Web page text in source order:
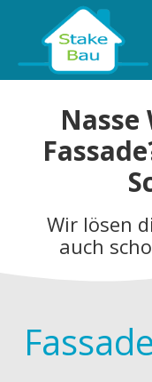
Nasse
Wir lösen
auch
Fassade